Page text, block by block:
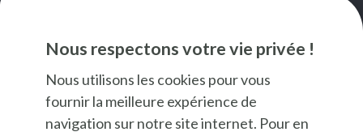
Nous respectons votre vie privée !
Nous utilisons les cookies pour vous
fournir la meilleure expérience de
navigation sur notre site internet. Pour en